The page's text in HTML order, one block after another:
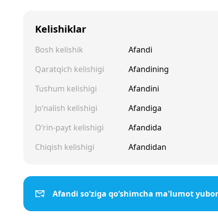
Kelishiklar
Bosh kelishik
Afandi
Qaratqich kelishigi
Afandining
Tushum kelishigi
Afandini
Jo‘nalish kelishigi
Afandiga
O‘rin-payt kelishigi
Afandida
Chiqish kelishigi
Afandidan
Afandi so‘ziga qo‘shimcha ma'lumot